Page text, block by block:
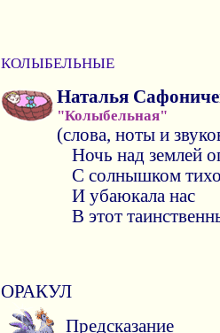
КОЛЫБЕЛЬНЫЕ
Наталья
"Колыбельная"
(слова, ноты и
Ночь над землей
С солнышком
И убаюкала нас
В этот
ОРАКУЛ
Предсказание